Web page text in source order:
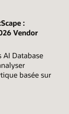
:
Vendor
Database
basée sur